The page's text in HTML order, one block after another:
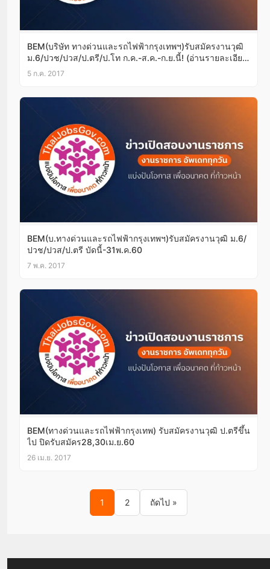
BEM(บริษัท ทางด่วนและรถไฟฟ้ากรุงเทพฯ)รับสมัครงานวุฒิ
ม.6/ปวช/ปวส/ป.ตรี/ป.โท ก.ค.-ส.ค.-ก.ย.นี้! (อ่านรายละเอียด
ด้านใน)
5 ก.ค. 2017
BEM(บ.ทางด่วนและรถไฟฟ้ากรุงเทพฯ)รับสมัครงานวุฒิ ม.6/
ปวช/ปวส/ป.ตรี บัดนี้-31พ.ค.60
7 พ.ค. 2017
BEM(ทางด่วนและรถไฟฟ้ากรุงเทพ) รับสมัครงานวุฒิ ป.ตรีขึ้น
ไป ปิดรับสมัคร28,30เม.ย.60
26 เม.ย. 2017
Posts pagination
1 2 ถัดไป »